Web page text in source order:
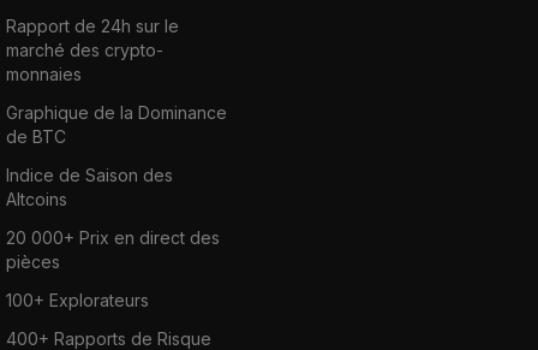
Rapport de 24h sur le
marché des crypto-
monnaies
Graphique de la Dominance
de BTC
Indice de Saison des
Altcoins
20 000+ Prix en direct des
pièces
100+ Explorateurs
400+ Rapports de Risque